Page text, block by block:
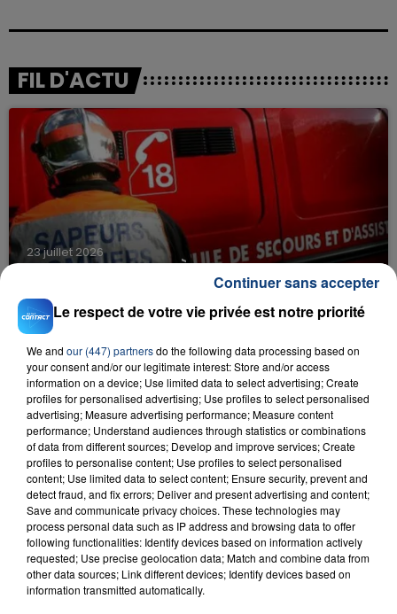
FIL D'ACTU
23 juillet 2026
INCENDIE MORTEL À LENS : UNE FEMME ET
SON BÉBÉ ENTRE LA VIE ET LA...
Un homme s'est immolé par le feu après avoir
aspergé sa compagne et leur bébé de trois mois
d'un liquide inflammable.
20 juillet 2026
UNE ADOLESCENTE DEVANT SE FAIRE
OPÉRER DE LA CHEVILLE RESSORT DE LA...
La famille a porté plainte contre la clinique qui a
reconnu sa responsabilité et présenté ses
excuses.
TITRES DIFFUSÉS
Le respect de votre vie privée est notre priorité
We and our (447) partnersdo the following data processing based on
your consent and/or our legitimate interest: Store and/or access
information on a device; Use limited data to select advertising; Create
profiles for personalised advertising; Use profiles to select personalised
advertising; Measure advertising performance; Measure content
performance; Understand audiences through statistics or combinations
of data from different sources; Develop and improve services; Create
profiles to personalise content; Use profiles to select personalised
content; Use limited data to select content; Ensure security, prevent and
detect fraud, and fix errors; Deliver and present advertising and content;
Save and communicate privacy choices. These technologies may
process personal data such as IP address and browsing data to offer
following functionalities: Identify devices based on information actively
requested; Use precise geolocation data; Match and combine data from
other data sources; Link different devices; Identify devices based on
information transmitted automatically.
Continuer sans accepter